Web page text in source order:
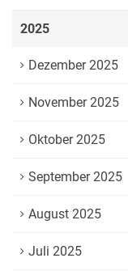
2025
Dezember 2025
November 2025
Oktober 2025
September 2025
August 2025
Juli 2025